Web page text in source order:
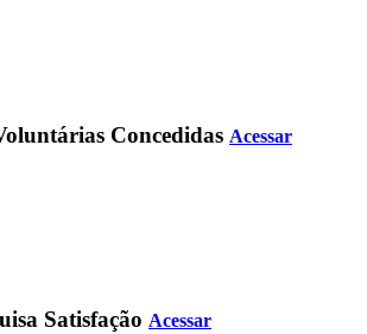
Concedidas Acessar
Satisfação Acessar